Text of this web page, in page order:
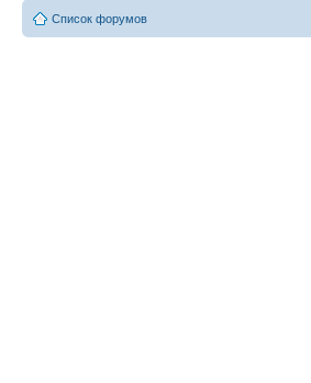
Список форумов